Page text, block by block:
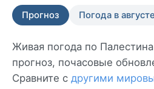
Прогноз Погода в августе
Живая погода по
прогноз, почасовые
Сравните с другими